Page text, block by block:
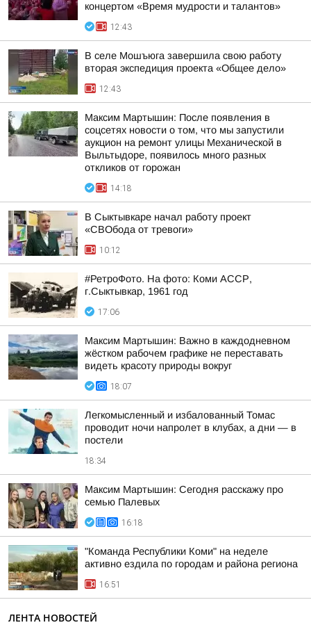
концертом «Время мудрости и талантов»
12:43
В селе Мошъюга завершила свою работу
вторая экспедиция проекта «Общее дело»
12:43
Максим Мартышин: После появления в
соцсетях новости о том, что мы запустили
аукцион на ремонт улицы Механической в
Выльтыдоре, появилось много разных
откликов от горожан
14:18
В Сыктывкаре начал работу проект
«СВОбода от тревоги»
10:12
#РетроФото. На фото: Коми АССР,
г.Сыктывкар, 1961 год
17:06
Максим Мартышин: Важно в каждодневном
жёстком рабочем графике не переставать
видеть красоту природы вокруг
18:07
Легкомысленный и избалованный Томас
проводит ночи напролет в клубах, а дни — в
постели
18:34
Максим Мартышин: Сегодня расскажу про
семью Палевых
16:18
"Команда Республики Коми" на неделе
активно ездила по городам и района региона
16:51
ЛЕНТА НОВОСТЕЙ